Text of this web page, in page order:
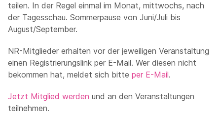
teilen. In der Regel einmal im Monat, mittwochs, nach
der Tagesschau. Sommerpause von Juni/Juli bis
August/September.
NR-Mitglieder erhalten vor der jeweiligen Veranstaltung
einen Registrierungslink per E-Mail. Wer diesen nicht
bekommen hat, meldet sich bitte per E-Mail.
Jetzt Mitglied werden und an den Veranstaltungen
teilnehmen.